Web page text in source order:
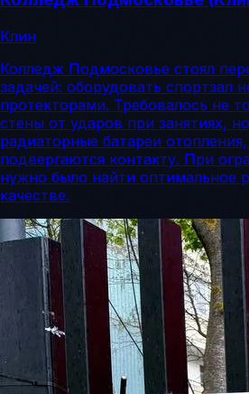
Клин
Колледж Подмосковье стоял
задачей: оборудовать спортзал
протекторами. Требовалось не
стены от ударов при занятиях,
радиаторные батареи
подвергаются контакту. При
нужно было найти оптимальное
качестве.